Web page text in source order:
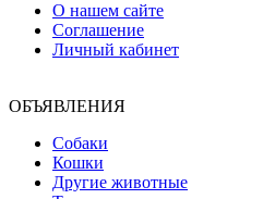
О нашем сайте
Соглашение
Личный кабинет
ОБЪЯВЛЕНИЯ
Собаки
Кошки
Другие животные